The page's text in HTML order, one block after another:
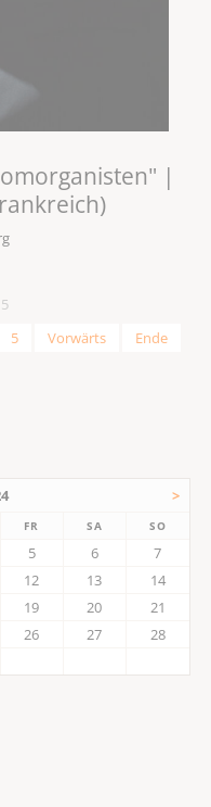
|
5 Vorwärts Ende
>
FR SA SO
5 6
7
12 13
14
19 20
21
26 27
28